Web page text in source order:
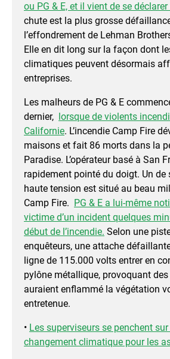
ou PG & E, et il vient de se
chute est la plus grosse
l’effondrement de Lehman
Elle en dit long sur la façon dont
climatiques peuvent désormais
entreprises.
Les malheurs de PG & E
dernier,
lorsque de violents
Californie. L’incendie Camp Fire
maisons et fait 86 morts dans la
Paradise. L’opérateur basé à San
rapidement pointé du doigt. Un de
haute tension est situé au beau
Camp Fire. PG & E a lui-même
victime d’un incident quelques
début de l’incendie. Selon une
enquêteurs, une attache
ligne de 115.000 volts entrer en
pylône métallique, provoquant
auraient enflammé la végétation
entretenue.
• Les superviseurs se penchent
changement climatique pour les